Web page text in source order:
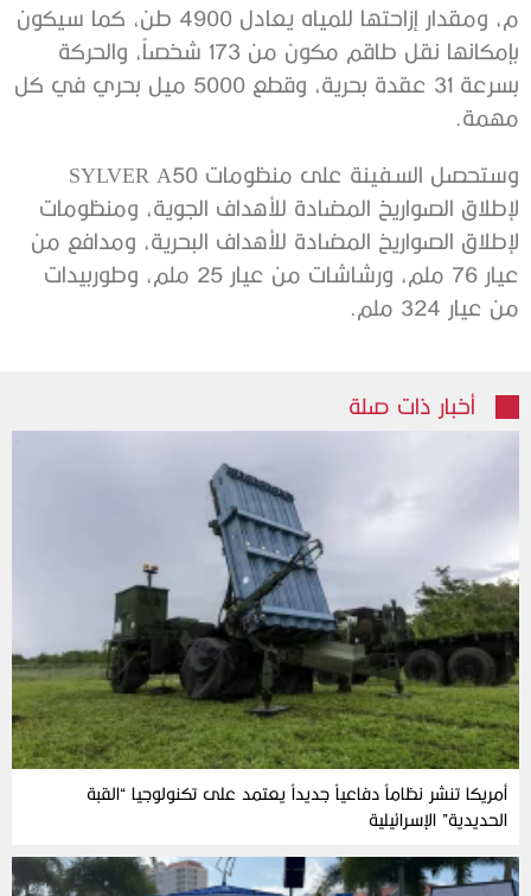
م، ومقدار إزاحتها للمياه يعادل 4900 طن، كما سيكون
بإمكانها نقل طاقم مكون من 173 شخصاً، والحركة
بسرعة 31 عقدة بحرية، وقطع 5000 ميل بحري في كل
مهمة.
وستحصل السفينة على منظومات SYLVER A50
لإطلاق الصواريخ المضادة للأهداف الجوية، ومنظومات
لإطلاق الصواريخ المضادة للأهداف البحرية، ومدافع من
عيار 76 ملم، ورشاشات من عيار 25 ملم، وطوربيدات
من عيار 324 ملم.
أخبار ذات صلة
أمريكا تنشر نظاماً دفاعياً جديداً يعتمد على تكنولوجيا “القبة
الحديدية” الإسرائيلية